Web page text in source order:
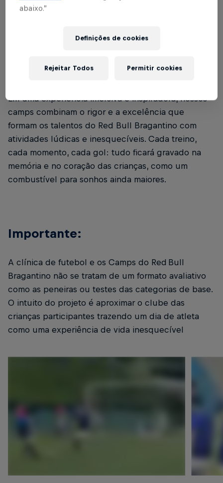
Aqui, eles não apenas
jogam futebol – eles
Em uma experiência imersiva e inspiradora, nossos
camps combinam o rigor e a excelência que
formam os talentos do Red Bull Bragantino com
atividades lúdicas e inesquecíveis. Cada treino,
cada momento, cada gol: tudo ficará gravado na
memória e no coração das crianças, como um
combustível para sonhos ainda maiores.
Importante:
A clínica de futebol e os Camps do Red Bull
Bragantino não se tratam de um formato avaliativo
como as peneiras ou testes das categorias de base.
O intuito do projeto é aproximar o clube das
crianças participantes trazendo um dia de atleta
como uma experiência de vida inesquecível
abaixo.”
Definições de cookies
Rejeitar Todos Permitir cookies